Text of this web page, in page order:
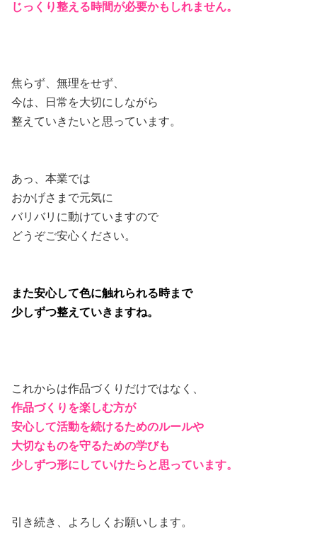
じっくり整える時間が必要かもしれません。
焦らず、無理をせず、
今は、日常を大切にしながら
整えていきたいと思っています。
あっ、本業では
おかげさまで元気に
バリバリに動けていますので
どうぞご安心ください。
また安心して色に触れられる時まで
少しずつ整えていきますね。
これからは作品づくりだけではなく、
作品づくりを楽しむ方が
安心して活動を続けるためのルールや
大切なものを守るための学びも
少しずつ形にしていけたらと思っています。
引き続き、よろしくお願いします。